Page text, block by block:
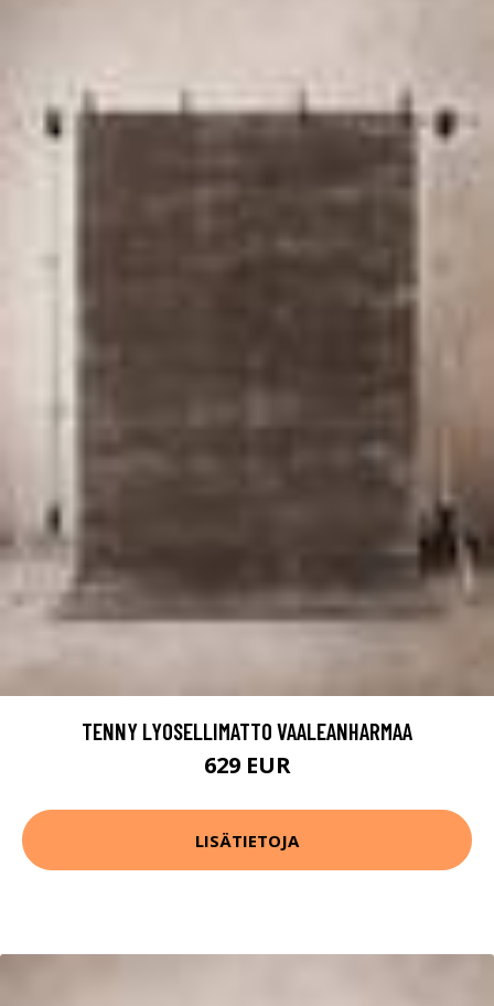
TENNY LYOSELLIMATTO VAALEANHARMAA
629 EUR
LISÄTIETOJA